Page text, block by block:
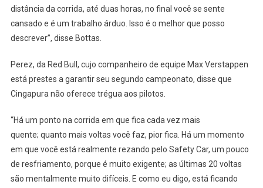
distância da corrida, até duas horas, no final você se sente
cansado e é um trabalho árduo. Isso é o melhor que posso
descrever”, disse Bottas.
Perez, da Red Bull, cujo companheiro de equipe Max Verstappen
está prestes a garantir seu segundo campeonato, disse que
Cingapura não oferece trégua aos pilotos.
“Há um ponto na corrida em que fica cada vez mais
quente; quanto mais voltas você faz, pior fica. Há um momento
em que você está realmente rezando pelo Safety Car, um pouco
de resfriamento, porque é muito exigente; as últimas 20 voltas
são mentalmente muito difíceis. E como eu digo, está ficando